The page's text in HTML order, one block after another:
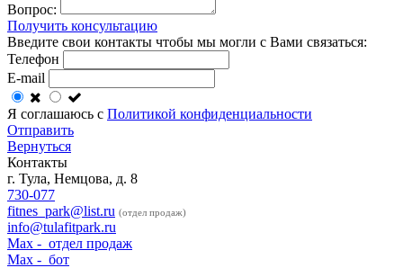
Вопрос:
Получить консультацию
Введите свои контакты чтобы мы могли с Вами связаться:
Телефон
E-mail
Я соглашаюсь с Политикой конфиденциальности
Отправить
Вернуться
Контакты
г. Тула, Немцова, д. 8
730-077
fitnes_park@list.ru (отдел продаж)
info@tulafitpark.ru
Max - отдел продаж
Max - бот